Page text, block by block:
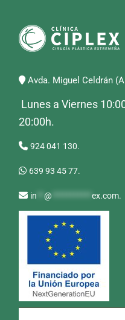
Avda. Miguel Celdrán
Lunes a Viernes
20:00h.
924 041 130.
639 93 45 77.
in **@ ***********ex.com.